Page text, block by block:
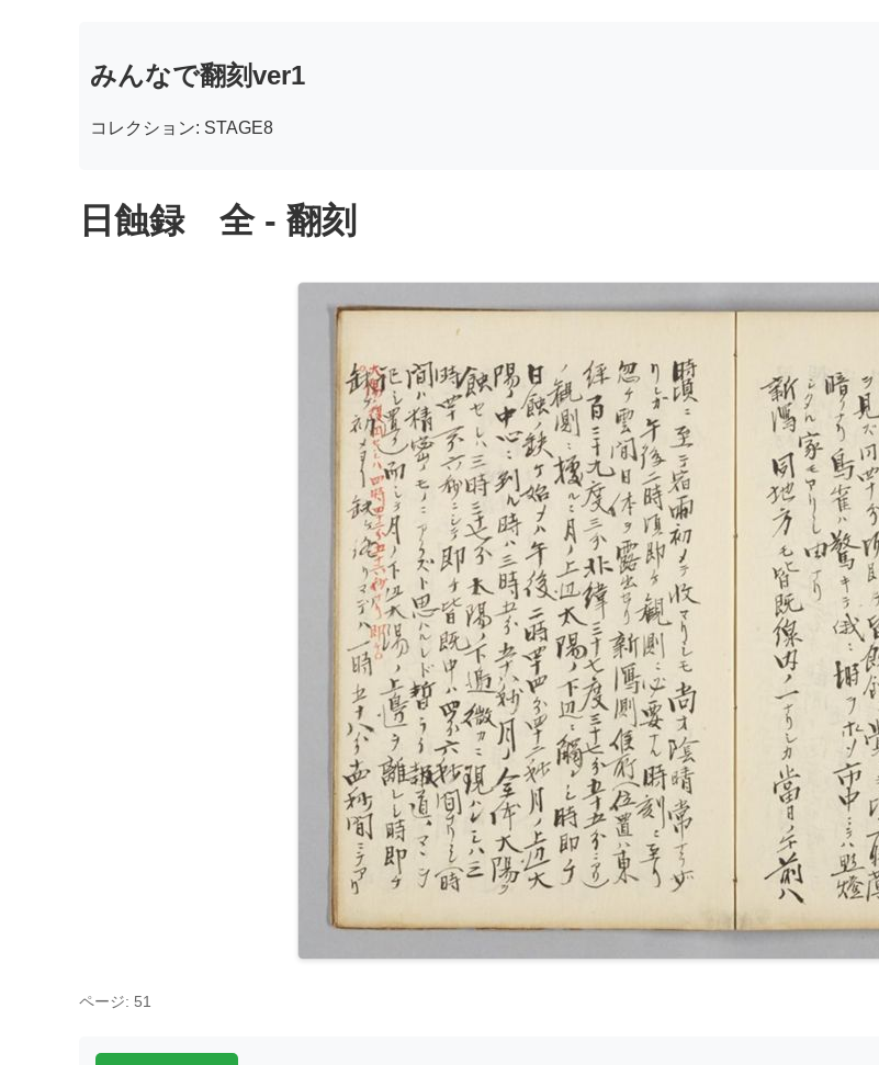
みんなで翻刻ver1
コレクション: STAGE8
日蝕録 全 - 翻刻
ページ: 51